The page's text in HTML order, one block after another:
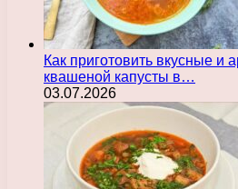
Как приготовить вкусные и
квашеной капусты в…
03.07.2026